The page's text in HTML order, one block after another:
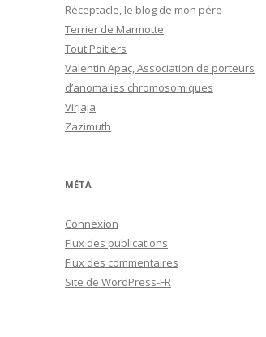
Réceptacle, le blog de mon père
Terrier de Marmotte
Tout Poitiers
Valentin Apac, Association de porteurs
d’anomalies chromosomiques
Virjaja
Zazimuth
MÉTA
Connexion
Flux des publications
Flux des commentaires
Site de WordPress-FR